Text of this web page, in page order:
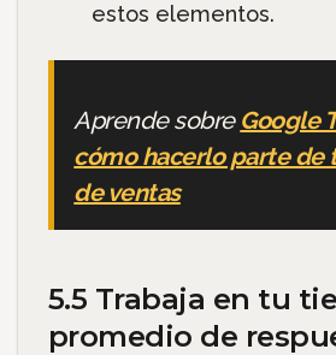
estos elementos.
Aprende sobre Google
cómo hacerlo parte de
de ventas
5.5 Trabaja en tu
promedio de